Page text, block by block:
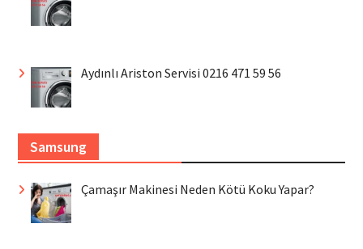
Aydınlı Ariston Servisi 0216 471 59 56
Samsung
Çamaşır Makinesi Neden Kötü Koku Yapar?